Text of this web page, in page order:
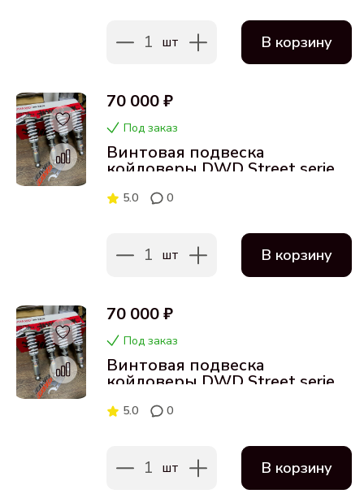
1 шт В корзину
70 000 ₽
Под заказ
Винтовая подвеска
койловеры DWD Street series
5.0 0
1 шт В корзину
70 000 ₽
Под заказ
Винтовая подвеска
койловеры DWD Street series
5.0 0
1 шт В корзину